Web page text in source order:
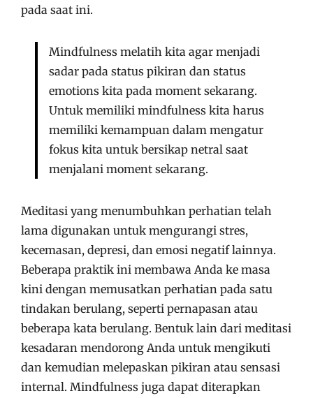
pada saat ini.
Mindfulness melatih kita agar menjadi
sadar pada status pikiran dan status
emotions kita pada moment sekarang.
Untuk memiliki mindfulness kita harus
memiliki kemampuan dalam mengatur
fokus kita untuk bersikap netral saat
menjalani moment sekarang.
Meditasi yang menumbuhkan perhatian telah
lama digunakan untuk mengurangi stres,
kecemasan, depresi, dan emosi negatif lainnya.
Beberapa praktik ini membawa Anda ke masa
kini dengan memusatkan perhatian pada satu
tindakan berulang, seperti pernapasan atau
beberapa kata berulang. Bentuk lain dari meditasi
kesadaran mendorong Anda untuk mengikuti
dan kemudian melepaskan pikiran atau sensasi
internal. Mindfulness juga dapat diterapkan